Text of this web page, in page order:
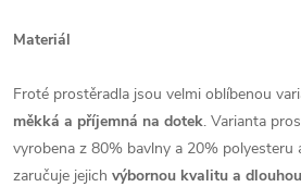
Materiál
Froté prostěradla jsou velmi oblíbenou
měkká a příjemná na dotek. Varianta
vyrobena z 80% bavlny a 20% polyesteru
zaručuje jejich výbornou kvalitu a